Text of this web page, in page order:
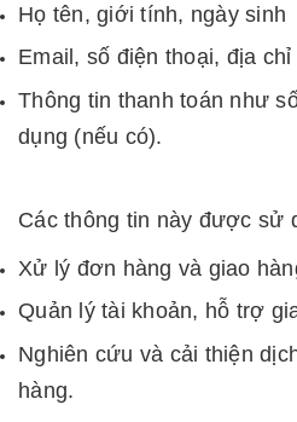
Họ tên, giới tính, ngày sinh
Email, số điện thoại, địa chỉ
Thông tin thanh toán như
dụng (nếu có).
Các thông tin này được sử
Xử lý đơn hàng và giao
Quản lý tài khoản, hỗ trợ
Nghiên cứu và cải thiện
hàng.